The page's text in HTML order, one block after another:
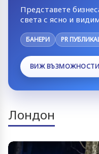
Представете
света с ясно и
БАНЕРИ PR
ВИЖ
Лондон